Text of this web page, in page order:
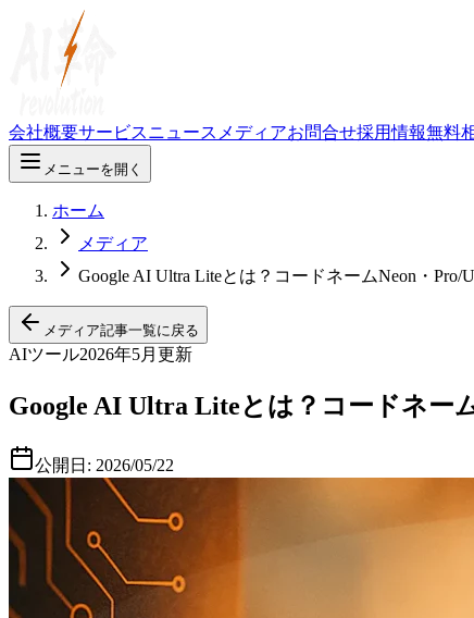
会社概要サービスニュース メディアお問合せ採用情報無料
メニューを開く
ホーム
メディア
Google AI Ultra Liteとは？コードネームNeon・
メディア記事一覧に戻る
AIツール2026年5月更新
Google AI Ultra Liteとは？コードネー
公開日: 2026/05/22